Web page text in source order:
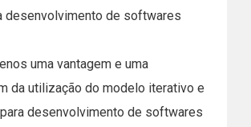
desenvolvimento de softwares
uma vantagem e uma
da utilização do modelo iterativo e
desenvolvimento de softwares